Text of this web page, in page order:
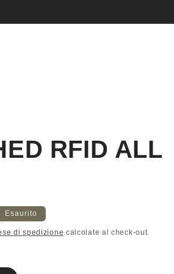
RFID ALL
Esaurito
di spedizione calcolate al check-out.